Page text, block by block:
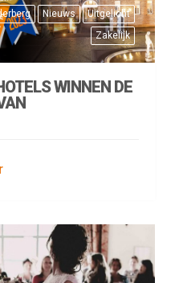
Nieuws
Uitgelicht
Zakelijk
WINNEN DE